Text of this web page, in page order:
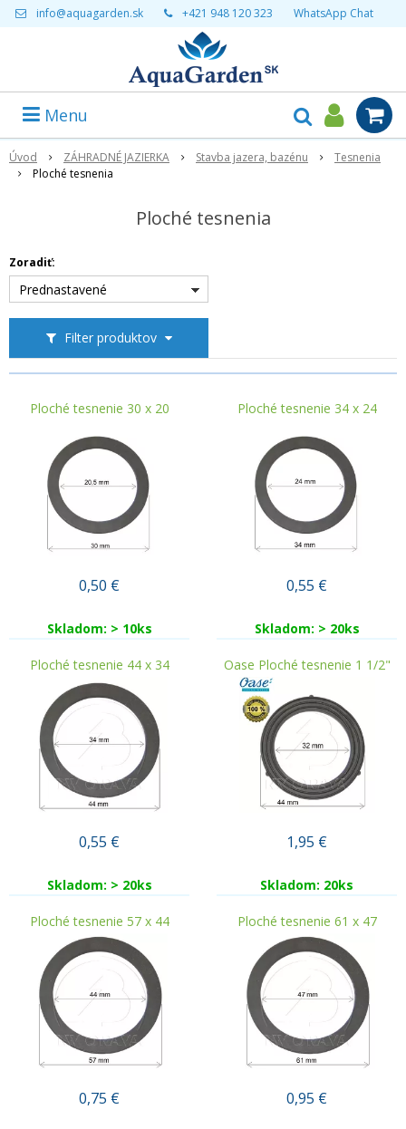
info@aquagarden.sk +421 948 120 323 WhatsApp Chat
Menu
Úvod ZÁHRADNÉ JAZIERKA Stavba jazera, bazénu
Tesnenia
Ploché tesnenia
Ploché tesnenia
Filter produktov
Zoradiť:
Prednastavené
Ploché tesnenie 30 x 20
0,50 €
Skladom: > 10ks
Ploché tesnenie 34 x 24
0,55 €
Skladom: > 20ks
Ploché tesnenie 44 x 34
0,55 €
Skladom: > 20ks
Oase Ploché tesnenie 1 1/2"
1,95 €
Skladom: 20ks
Ploché tesnenie 57 x 44
0,75 €
Ploché tesnenie 61 x 47
0,95 €